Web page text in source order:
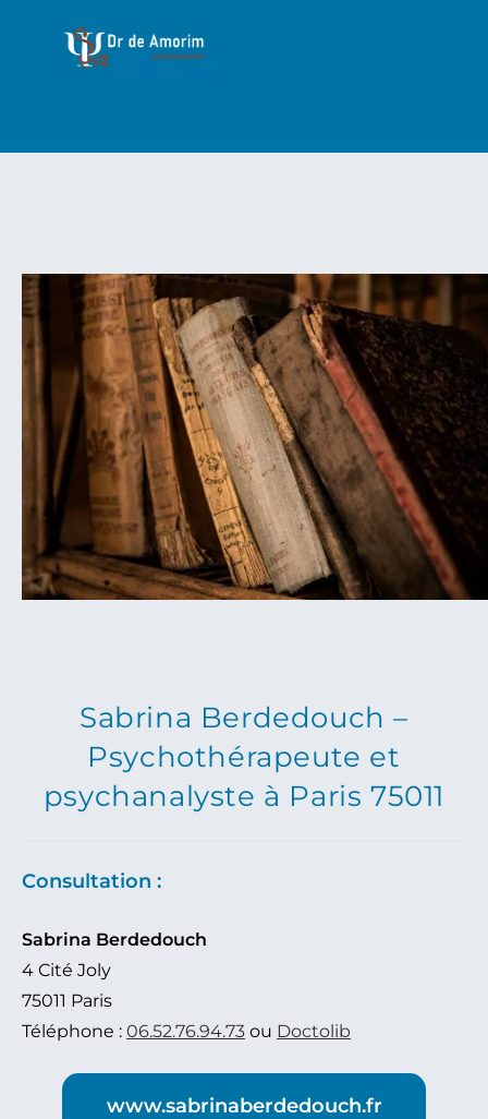
Sabrina Berdedouch –
Psychothérapeute et
psychanalyste à Paris 75011
Consultation :
Sabrina Berdedouch
4 Cité Joly
75011 Paris
Téléphone : 06.52.76.94.73 ou Doctolib
www.sabrinaberdedouch.fr